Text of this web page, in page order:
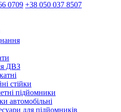
0709 +38 050 037 8507
ДВЗ
стійки
підйомники
автомобільні
для підйомників